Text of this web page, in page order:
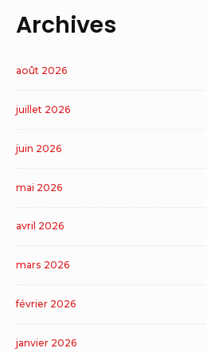
Archives
août 2026
juillet 2026
juin 2026
mai 2026
avril 2026
mars 2026
février 2026
janvier 2026